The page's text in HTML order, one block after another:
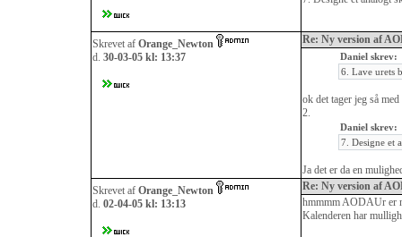
Skrevet af Orange_Newton
d. 30-03-05 kl: 13:37
Re: Ny version af
Daniel skrev:
6. Lave urets
ok det tager jeg så
2.
Daniel skrev:
7. Designe et
Ja det er da en
Skrevet af Orange_Newton
d. 02-04-05 kl: 13:13
Re: Ny version af
hmmmm AODAUr er
Kalenderen har